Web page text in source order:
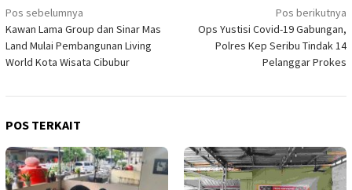
Navigasi
pos
Pos sebelumnya
Kawan Lama Group dan Sinar Mas
Land Mulai Pembangunan Living
World Kota Wisata Cibubur
Pos berikutnya
Ops Yustisi Covid-19 Gabungan,
Polres Kep Seribu Tindak 14
Pelanggar Prokes
POS TERKAIT